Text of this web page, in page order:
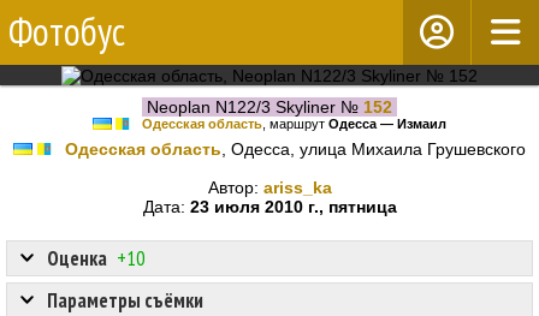
Фотобус
Neoplan N122/3 Skyliner № 152
Одесская область , маршрут Одесса — Измаил
Одесская область , Одесса, улица Михаила Грушевского
Автор: ariss_ka
Дата: 23 июля 2010 г., пятница
Оценка +10
Параметры съёмки